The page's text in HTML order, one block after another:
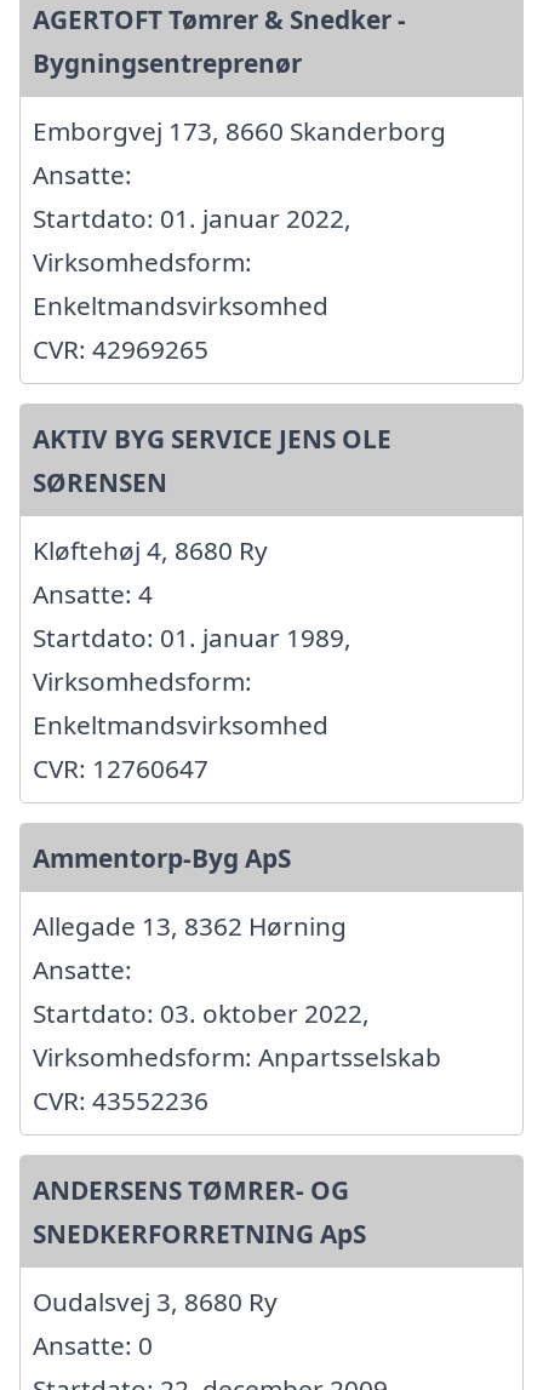
AGERTOFT Tømrer & Snedker -
Bygningsentreprenør
Emborgvej 173, 8660 Skanderborg
Ansatte:
Startdato: 01. januar 2022,
Virksomhedsform:
Enkeltmandsvirksomhed
CVR: 42969265
AKTIV BYG SERVICE JENS OLE
SØRENSEN
Kløftehøj 4, 8680 Ry
Ansatte: 4
Startdato: 01. januar 1989,
Virksomhedsform:
Enkeltmandsvirksomhed
CVR: 12760647
Ammentorp-Byg ApS
Allegade 13, 8362 Hørning
Ansatte:
Startdato: 03. oktober 2022,
Virksomhedsform: Anpartsselskab
CVR: 43552236
ANDERSENS TØMRER- OG
SNEDKERFORRETNING ApS
Oudalsvej 3, 8680 Ry
Ansatte: 0